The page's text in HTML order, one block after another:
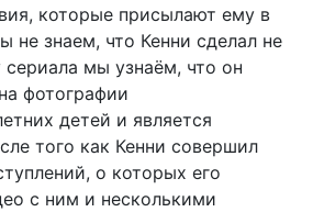
которые присылают ему в
не знаем, что Кенни сделал не
сериала мы узнаём, что он
фотографии
детей и является
того как Кенни совершил
о которых его
с ним и несколькими